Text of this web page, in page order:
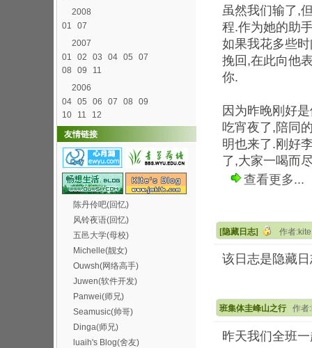
虽然我们输了,
程.作为她的助
如果我花多些
挽回,在此向他
你.
因为昨晚刚好
吃宵夜了,陪同
明也来了.刚好
了,大家一喝而
查看更多...
[隐藏日志] 作者
该日志是隐藏
班集体圭峰山之行 作者
昨天我们全班
2008
01
07
2007
01
02 03 04 05
07
08
09
11
2006
04 05 06 07 08
09
10
11
12
友情链接
陈丹伶吧(回忆)
风铃夜语(回忆)
五邑大学(母校)
Michelle(靓女)
Ouwsh(网络高手)
Juwen(软件开发)
Panwei(师兄)
Seamusic(帅哥)
Dinga(师兄)
luaih's Blog(舍友)